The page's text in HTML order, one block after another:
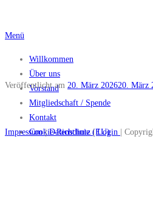
springen
Menü
Willkommen
Über uns
Vorstand
Mitgliedschaft / Spende
Kontakt
Cookie-Richtlinie (EU)
Veröffentlicht am 20. März 202620. März
Impressum|Datenschutz|Login |